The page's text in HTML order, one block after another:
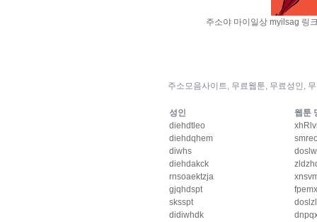
주소야 마이일상 myilsag 링
주소모음사이트, 무료웹툰, 무료성인,
성인
diehdtleo
diehdqhem
diwhs
diehdakck
rnsoaektzja
gjqhdspt
sksspt
didiwhdk
웹툰